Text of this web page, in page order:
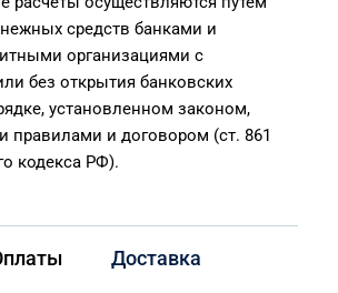
средств банками и
организациями с
без открытия банковских
установленном законом,
правилами и договором (ст. 861
кодекса РФ).
Доставка